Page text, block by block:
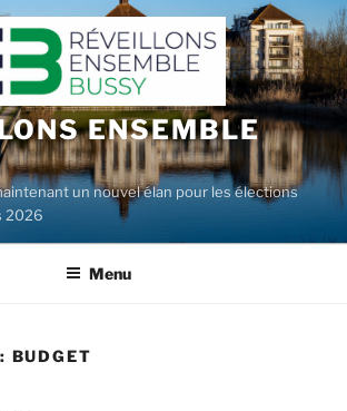
ENSEMBLE
un nouvel élan pour les élections
2026
Menu
BUDGET